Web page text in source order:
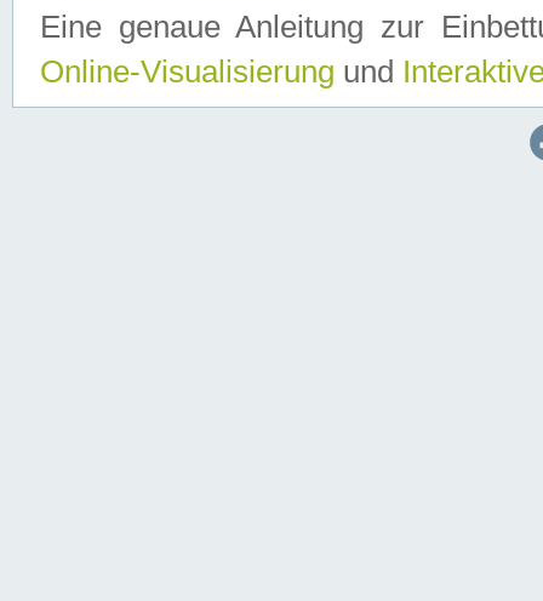
Eine genaue Anleitung zur
Online-Visualisierung und